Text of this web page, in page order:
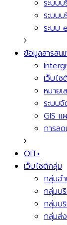
ระบบ
ระบบ
ระบบ
ข้อมูลสารสน
เว็บไซ
หมาย
ระบบ
GIS แ
การล
OIT+
เว็บไซต์กลุ่ม
กลุ่มอ
กลุ่มบ
กลุ่มบ
กลุ่มส่